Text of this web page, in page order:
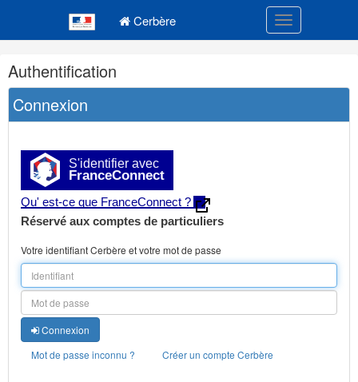
Cerbère Toggle
Navigation
et
outils
annexes
Authentification
Connexion
S'identifier avec
FranceConnect
Qu' est-ce que FranceConnect ?
Réservé aux comptes de particuliers
Votre identifiant Cerbère et votre mot de passe
Connexion
Mot de passe inconnu ?
Créer un compte Cerbère